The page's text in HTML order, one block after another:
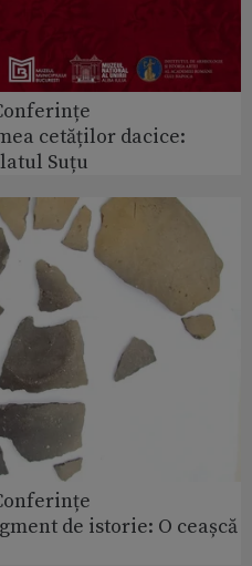
cetăților dacice:
Suțu
de istorie: O ceașcă